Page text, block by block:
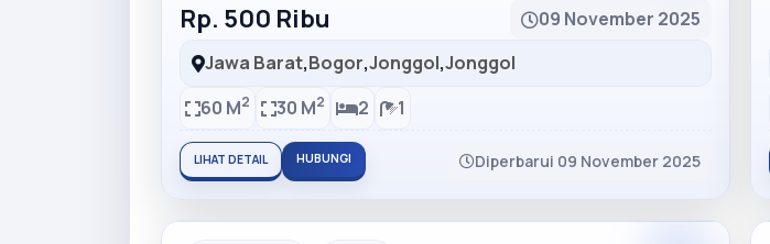
Rp. 500 Ribu
09 November 2025
Jawa Barat,Bogor,Jonggol,Jonggol
60 M2 30 M2 2 1
LIHAT DETAIL HUBUNGI Diperbarui 09 November 2025